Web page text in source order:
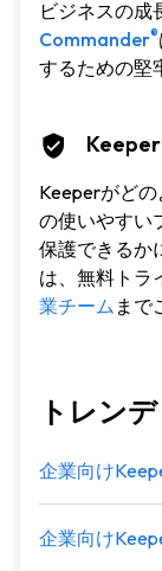
ビジネスの成
Commander®
するための堅
Keeperがど
の使いやすい
保護できるか
は、無料トラ
業チーム まで
トレン
企業向け
企業向け